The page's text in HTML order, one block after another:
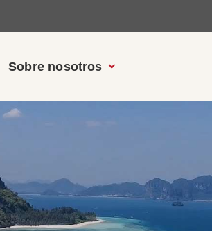
Sobre nosotros